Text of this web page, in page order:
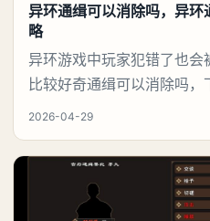
异环通缉可以消除吗，异
略
异环游戏中玩家犯错了也
比较好奇通缉可以消除吗，
缉可以消除吗答：可以1、
3星打赢后，会直接退出专
索。2、奖励（打赢3星“通
点、经验：快速升级、买
2026-04-29